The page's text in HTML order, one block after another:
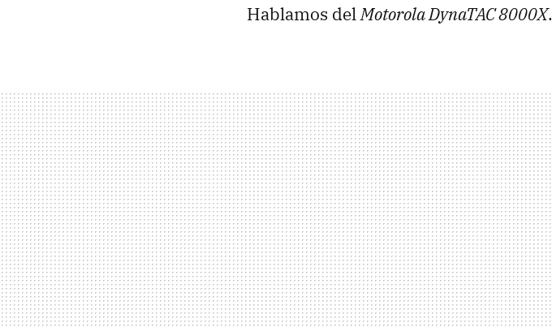
Hablamos delMotorola DynaTAC 8000X.